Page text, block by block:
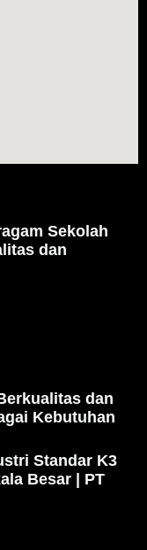
Sekolah
dan
dan
Kebutuhan
Standar K3
Besar | PT